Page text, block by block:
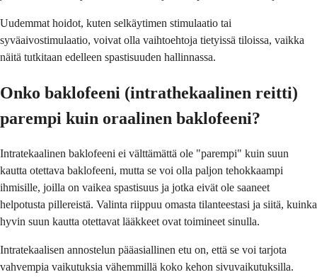
Uudemmat hoidot, kuten selkäytimen stimulaatio tai
syväaivostimulaatio, voivat olla vaihtoehtoja tietyissä tiloissa, vaikka
näitä tutkitaan edelleen spastisuuden hallinnassa.
Onko baklofeeni (intrathekaalinen reitti)
parempi kuin oraalinen baklofeeni?
Intratekaalinen baklofeeni ei välttämättä ole "parempi" kuin suun
kautta otettava baklofeeni, mutta se voi olla paljon tehokkaampi
ihmisille, joilla on vaikea spastisuus ja jotka eivät ole saaneet
helpotusta pillereistä. Valinta riippuu omasta tilanteestasi ja siitä, kuinka
hyvin suun kautta otettavat lääkkeet ovat toimineet sinulla.
Intratekaalisen annostelun pääasiallinen etu on, että se voi tarjota
vahvempia vaikutuksia vähemmillä koko kehon sivuvaikutuksilla.